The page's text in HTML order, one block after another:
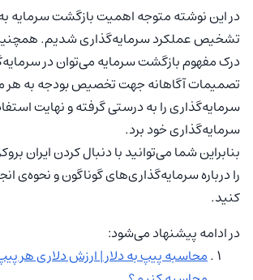
در این نوشته متوجه اهمیت بازگشت سرمایه
تشخیص عملکرد سرمایه‌گذاری شدیم.
درک مفهوم بازگشت سرمایه می‌توان در
تصمیمات آگاهانه جهت تخصیص بودجه به هر
سرمایه‌گذاری را به درستی گرفته و نهایت
سرمایه‌گذاری خود برد.
بنابراین شما می‌توانید با دنبال کردن ایران
را درباره سرمایه‌گذاری‌های گوناگون و نحوه‌ی
کنید.
در ادامه پیشنهاد می‌شود:
محاسبه پیپ به دلار | ارزش دلاری هر